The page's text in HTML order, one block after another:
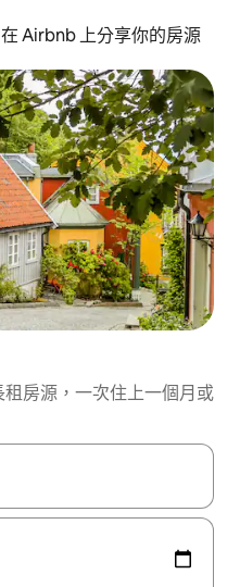
在 Airbnb 上分享你的房源
房源，一次住上一個月或
上下箭頭，或輕點、滑動裝置。